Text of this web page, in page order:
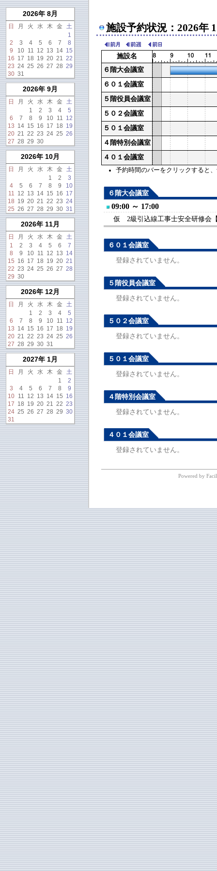
施設予約状況：2026年
施設名
予約時間のバーをクリックすると
６階大会議室
６０１会議室
５階役員会議室
５０２会議室
５０１会議室
４階特別会議室
４０１会議室
６階大会議室
09:00 ～ 17:00
仮 2級引込線工事士安全研修会
６０１会議室
登録されていません。
５階役員会議室
登録されていません。
５０２会議室
登録されていません。
５０１会議室
登録されていません。
４階特別会議室
登録されていません。
４０１会議室
登録されていません。
Powered by
2026年 8月
日 月 火 水 木 金
土
1
2
3 4 5 6 7
8
9
10 11 12 13 14 15
16 17 18 19 20 21 22
23 24 25 26 27 28 29
30 31
2026年 9月
日 月 火 水 木 金
土
1
2 3 4
5
6
7 8 9 10 11 12
13 14 15 16 17 18 19
20 21 22 23 24 25 26
27 28 29 30
2026年 10月
日 月 火 水 木 金
土
1
2
3
4
5 6 7 8 9
10
11 12 13 14 15 16 17
18 19 20 21 22 23 24
25 26 27 28 29 30 31
2026年 11月
日 月 火 水 木 金
土
1
2 3 4 5 6
7
8
9 10 11 12 13 14
15 16 17 18 19 20 21
22 23 24 25 26 27 28
29 30
2026年 12月
日 月 火 水 木 金
土
1
2 3 4
5
6
7 8 9 10 11 12
13 14 15 16 17 18 19
20 21 22 23 24 25 26
27 28 29 30 31
2027年 1月
日 月 火 水 木 金
土
1
2
3
4 5 6 7 8
9
10 11 12 13 14 15 16
17 18 19 20 21 22 23
24 25 26 27 28 29 30
31